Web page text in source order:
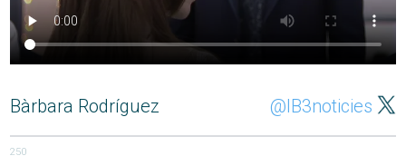
Bàrbara Rodríguez @IB3noticies
250